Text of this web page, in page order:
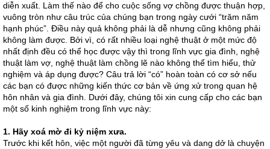
diễn xuất. Làm thế nào để cho cuộc sống vợ chồng được thuận hợp,
vuông tròn như câu trúc của chúng bạn trong ngày cưới “trăm năm
hạnh phúc”. Điều này quả không phải là dễ nhưng cũng không phải
không làm được. Bởi vì, có rất nhiều loại nghệ thuật ở một mức độ
nhất định đều có thể học được vậy thì trong lĩnh vực gia đình, nghệ
thuật làm vợ, nghệ thuật làm chồng lẽ nào không thể tìm hiểu, thử
nghiệm và áp dụng được? Câu trả lời “có” hoàn toàn có cơ sở nếu
các bạn có được những kiến thức cơ bản về ứng xử trong quan hệ
hôn nhân và gia đình. Dưới đây, chúng tôi xin cung cấp cho các bạn
một số kinh nghiệm trong lĩnh vực này:
1. Hãy xoá mờ đi kỷ niệm xưa.
Trước khi kết hôn, việc một người đã từng yêu và dang dở là chuyện